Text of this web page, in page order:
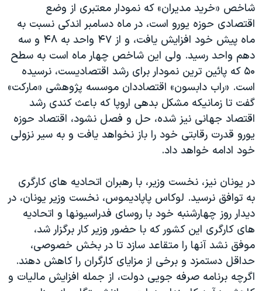
چهل سال گروگان‌گیری
قانون شفافیت دارائی کادر رهبری ایران
اعتراضات مردمی آبان ۹۸
اسرائیل در جنگ
نرگس محمدی برنده جایزه نوبل صلح
همایش محافظه‌کاران آمریکا «سی‌پک»
صفحه‌های ویژه
شاخص «خريد مديران» که نمودار معتبری از وضع
اقتصادی حوزه يورو است، در ماه دسامبر اندکی نسبت به
ماه پيش خود افزايش يافت، و از ۴۷ واحد به ۴۸ و سه
دهم واحد رسيد. ولی اين شاخص چهار ماه است به سطح
۵۰ که پائين ترين نمودار برای رشد اقتصاديست، نرسيده
است. «راب دابسون» اقتصاددان موسسه پژوهشی «مارکت»
گفت تا زمانيکه مشکل بدهی اروپا که باعث کندی رشد
اقتصاد جهانی نيز شده، حل و فصل نشود، اقتصاد حوزه
يورو قدرت رقابتی خود را باز نخواهد يافت و به سير نزولی
خود ادامه خواهد داد.
در يونان نيز، نخست وزير، با رهبران اتحاديه های کارگری
به توافق نرسيد. لوکاس پاپاديموس، نخست وزير يونان، در
ديدار روز چهارشنبه خود با روسای فدراسيونها و اتحاديه
های کارگری اين کشور که با حضور وزير کار برگزار شد،
موفق نشد آنها را متقاعد سازد تا در بخش خصوصی،
حداقل دستمزد و برخی از مزايای کارگران را کاهش دهند.
اگرچه برنامه صرفه جويی دولت، از جمله افزايش ماليات و